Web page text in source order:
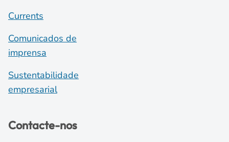
Currents
Comunicados de
imprensa
Sustentabilidade
empresarial
Contacte-nos